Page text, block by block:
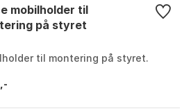
ruting, offroad-topografi og
skjerm, superlett
økosystem.
mobilholder til
på styret
til montering på styret.
,-